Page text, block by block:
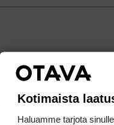
Kotimaista
Haluamme tarjota